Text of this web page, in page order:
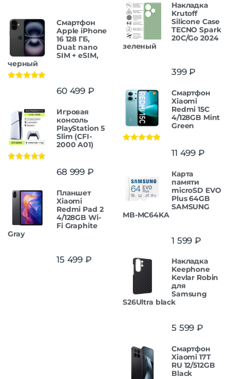
Смартфон
Apple iPhone
16 128 ГБ,
Dual: nano
SIM + eSIM,
черный
60 499 ₽
Игровая
консоль
PlayStation 5
Slim (CFI-
2000 A01)
68 999 ₽
Планшет
Xiaomi
Redmi Pad 2
4/128GB Wi-
Fi Graphite
Gray
15 499 ₽
Накладка
Krutoff
Silicone Case
TECNO Spark
20C/Go 2024
зеленый
399₽
Смартфон
Xiaomi
Redmi 15C
4/128GB Mint
Green
11 499 ₽
Карта
памяти
microSD EVO
Plus 64GB
SAMSUNG
MB-MC64KA
1 599 ₽
Накладка
Keephone
Kevlar Robin
для
Samsung
S26Ultra black
5 599 ₽
Смартфон
Xiaomi 17T
RU 12/512GB
Black